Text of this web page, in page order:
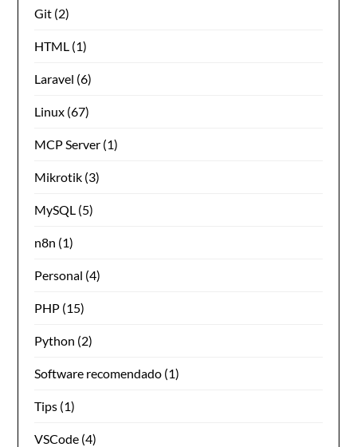
Git (2)
HTML (1)
Laravel (6)
Linux (67)
MCP Server (1)
Mikrotik (3)
MySQL (5)
n8n (1)
Personal (4)
PHP (15)
Python (2)
Software recomendado (1)
Tips (1)
VSCode (4)